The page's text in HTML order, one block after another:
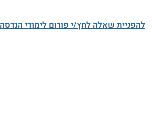
להפניית שאלה לחץ/י פורום לימודי הנדסה